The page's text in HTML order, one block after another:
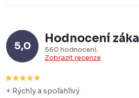
5,0
Hodnocení
560 hodnocení
Zobrazit recenze
+ Rýchly a spoľahlivý